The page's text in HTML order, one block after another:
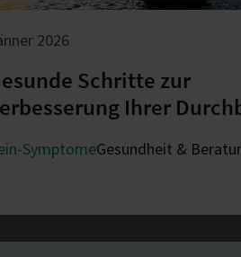
2026
Schritte zur
Ihrer
SymptomeGesundheit &